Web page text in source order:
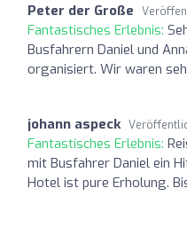
Peter der Große
Fantastisches Erlebnis:
Busfahrern Daniel und
organisiert. Wir waren
johann aspeck
Fantastisches Erlebnis:
mit Busfahrer Daniel ein
Hotel ist pure Erholung.